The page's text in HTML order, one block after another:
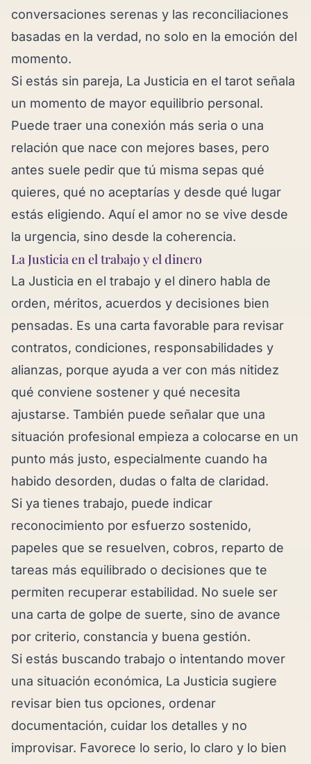
conversaciones serenas y las reconciliaciones
basadas en la verdad, no solo en la emoción del
momento.
Si estás sin pareja, La Justicia en el tarot señala
un momento de mayor equilibrio personal.
Puede traer una conexión más seria o una
relación que nace con mejores bases, pero
antes suele pedir que tú misma sepas qué
quieres, qué no aceptarías y desde qué lugar
estás eligiendo. Aquí el amor no se vive desde
la urgencia, sino desde la coherencia.
La Justicia en el trabajo y el dinero
La Justicia en el trabajo y el dinero habla de
orden, méritos, acuerdos y decisiones bien
pensadas. Es una carta favorable para revisar
contratos, condiciones, responsabilidades y
alianzas, porque ayuda a ver con más nitidez
qué conviene sostener y qué necesita
ajustarse. También puede señalar que una
situación profesional empieza a colocarse en un
punto más justo, especialmente cuando ha
habido desorden, dudas o falta de claridad.
Si ya tienes trabajo, puede indicar
reconocimiento por esfuerzo sostenido,
papeles que se resuelven, cobros, reparto de
tareas más equilibrado o decisiones que te
permiten recuperar estabilidad. No suele ser
una carta de golpe de suerte, sino de avance
por criterio, constancia y buena gestión.
Si estás buscando trabajo o intentando mover
una situación económica, La Justicia sugiere
revisar bien tus opciones, ordenar
documentación, cuidar los detalles y no
improvisar. Favorece lo serio, lo claro y lo bien